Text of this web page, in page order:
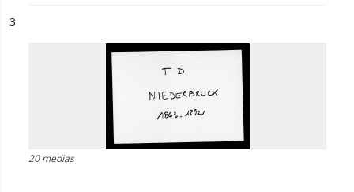
n°
3
20 medias